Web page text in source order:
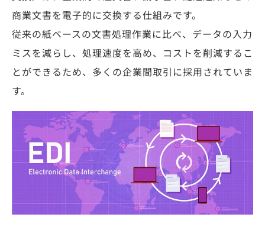
商業文書を電子的に交換する仕組みです。
従来の紙ベースの文書処理作業に比べ、データの入力
ミスを減らし、処理速度を高め、コストを削減するこ
とができるため、多くの企業間取引に採用されていま
す。